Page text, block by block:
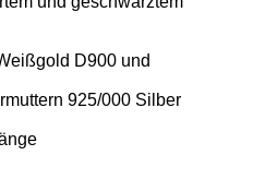
D900 und
925/000 Silber